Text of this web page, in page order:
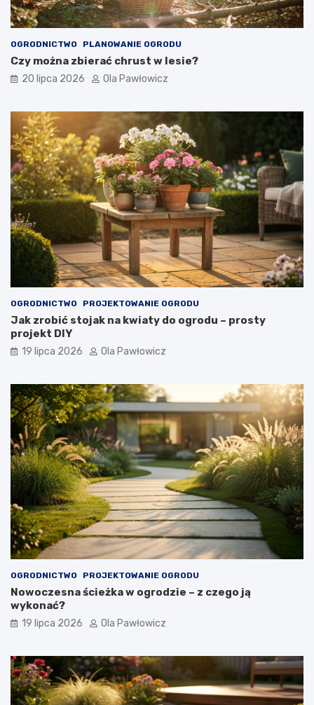
OGRODNICTWO PLANOWANIE OGRODU
Czy można zbierać chrust w lesie?
20 lipca 2026 Ola Pawłowicz
OGRODNICTWO PROJEKTOWANIE OGRODU
Jak zrobić stojak na kwiaty do ogrodu – prosty
projekt DIY
19 lipca 2026 Ola Pawłowicz
OGRODNICTWO PROJEKTOWANIE OGRODU
Nowoczesna ścieżka w ogrodzie – z czego ją
wykonać?
19 lipca 2026 Ola Pawłowicz